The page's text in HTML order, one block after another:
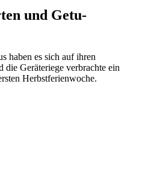
und Getu-
haben es sich auf ihren
die Geräteriege verbrachte ein
Herbstferienwoche.